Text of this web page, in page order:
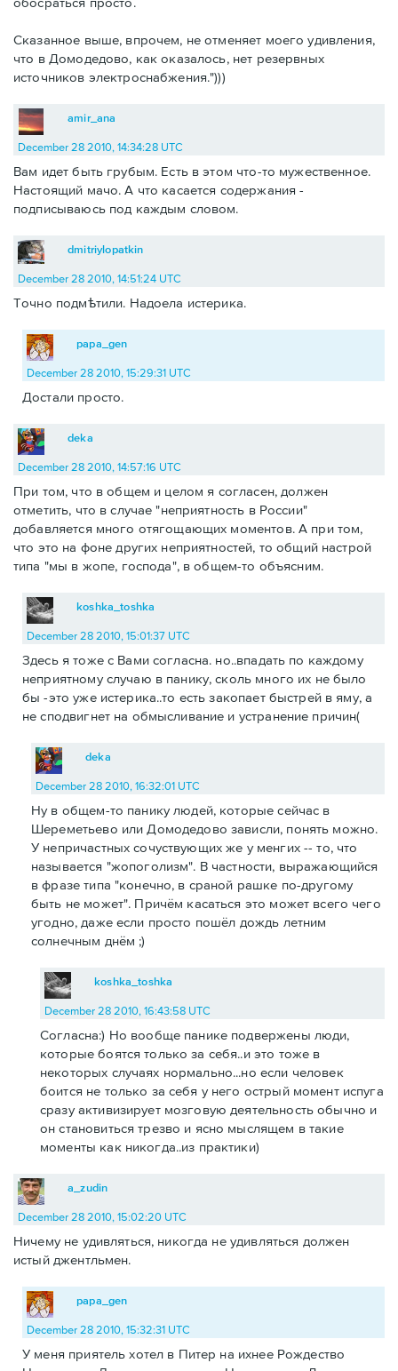
Сказанное выше, впрочем, не отменяет моего удивления,
что в Домодедово, как оказалось, нет резервных
источников электроснабжения.")))
amir_ana
December 28 2010, 14:34:28 UTC
Вам идет быть грубым. Есть в этом что-то мужественное.
Настоящий мачо. А что касается содержания -
подписываюсь под каждым словом.
dmitriylopatkin
December 28 2010, 14:51:24 UTC
Точно подмѣтили. Надоела истерика.
papa_gen
December 28 2010, 15:29:31 UTC
Достали просто.
deka
December 28 2010, 14:57:16 UTC
При том, что в общем и целом я согласен, должен
отметить, что в случае "неприятность в России"
добавляется много отягощающих моментов. А при том,
что это на фоне других неприятностей, то общий настрой
типа "мы в жопе, господа", в общем-то объясним.
koshka_toshka
December 28 2010, 15:01:37 UTC
Здесь я тоже с Вами согласна. но..впадать по каждому
неприятному случаю в панику, сколь много их не было
бы -это уже истерика..то есть закопает быстрей в яму, а
не сподвигнет на обмысливание и устранение причин(
deka
December 28 2010, 16:32:01 UTC
Ну в общем-то панику людей, которые сейчас в
Шереметьево или Домодедово зависли, понять можно.
У непричастных сочуствующих же у менгих -- то, что
называется "жопоголизм". В частности, выражающийся
в фразе типа "конечно, в сраной рашке по-другому
быть не может". Причём касаться это может всего чего
угодно, даже если просто пошёл дождь летним
солнечным днём ;)
koshka_toshka
December 28 2010, 16:43:58 UTC
Согласна:) Но вообще панике подвержены люди,
которые боятся только за себя..и это тоже в
некоторых случаях нормально...но если человек
боится не только за себя у него острый момент испуга
сразу активизирует мозговую деятельность обычно и
он становиться трезво и ясно мыслящем в такие
моменты как никогда..из практики)
a_zudin
December 28 2010, 15:02:20 UTC
Ничему не удивляться, никогда не удивляться должен
истый джентльмен.
papa_gen
December 28 2010, 15:32:31 UTC
У меня приятель хотел в Питер на ихнее Рождество